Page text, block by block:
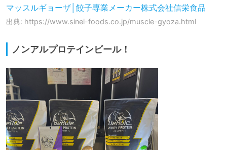
マッスルギョーザ│餃子専業メーカー株式会社信栄食品
出典: https://www.sinei-foods.co.jp/muscle-gyoza.html
ノンアルプロテインビール！